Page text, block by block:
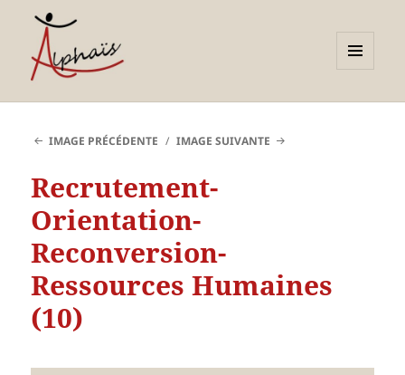
compétences et
orientations adultes et
jeunes
WIDGETS
IMAGE PRÉCÉDENTE IMAGE SUIVANTE
Recrutement-
Orientation-
Reconversion-
Ressources Humaines
(10)